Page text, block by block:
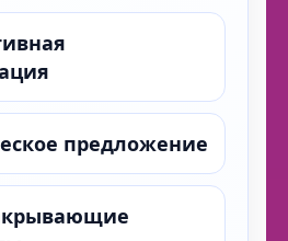
предложение